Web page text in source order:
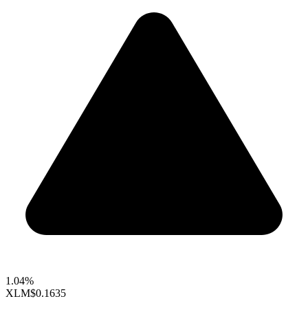
1.04%
XLM$0.1635